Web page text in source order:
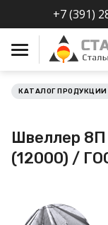
+7 (391)
Металлопрокат
нержавеющий
КАТАЛОГ ПРОДУКЦИИ
Швеллер
(12000) /